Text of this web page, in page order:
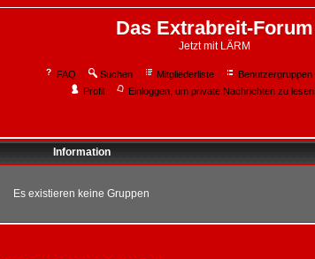
Das Extrabreit-Forum
Jetzt mit LÄRM
FAQ Suchen Mitgliederliste Benutzergruppen
Profil
Einloggen, um private Nachrichten zu lesen
Information
Es existieren keine Gruppen